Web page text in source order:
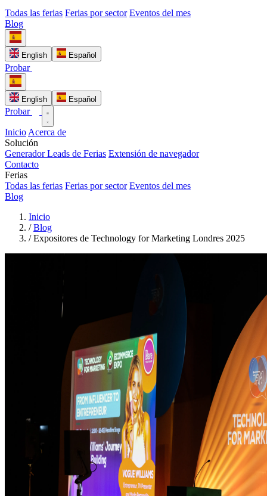
Todas las ferias Ferias por sector Eventos del mes
Blog
English Español
Probar
English Español
Probar
Inicio Acerca de
Solución
Generador Leads de Ferias Extensión de navegador
Contacto
Ferias
Todas las ferias Ferias por sector Eventos del mes
Blog
Inicio
/ Blog
/ Expositores de Technology for Marketing Londres 2025